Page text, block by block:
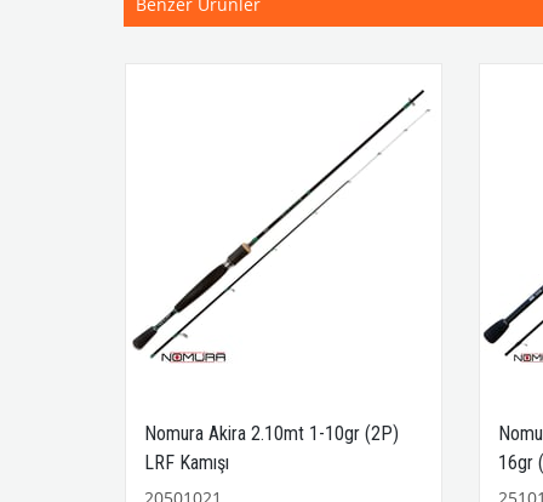
Nomura Akira 2.10mt 1-10gr (2P)
LRF Kamışı
16gr